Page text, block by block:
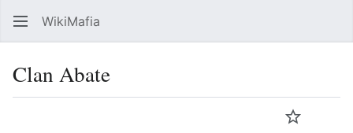
WikiMafia
Clan Abate
Segui